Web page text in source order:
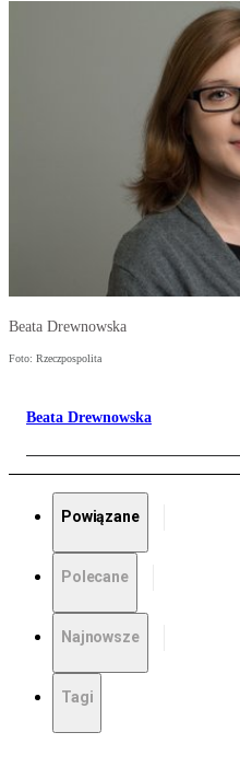
Beata Drewnowska
Foto: Rzeczpospolita
Beata Drewnowska
Powiązane
Polecane
Najnowsze
Tagi